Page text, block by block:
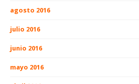
agosto 2016
julio 2016
junio 2016
mayo 2016